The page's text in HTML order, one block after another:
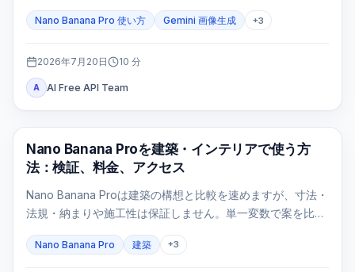
直接指定する入口はAI Studio/APIです。
Nano Banana Pro 使い方 Gemini 画像生成 +3
2026年7月20日 10 分
A AI Free API Team
AI画像生成
Nano Banana Proを建築・インテリアで使う方
法：検証、料金、アクセス
Nano Banana Proは建築の構想と比較を速めますが、寸法・
法規・納まりや施工性は保証しません。単一変数で案を比較
Nano Banana Pro 建築 +3